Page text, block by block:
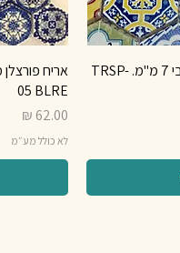
אריח פורצלן משושה, 5 סמ, עובי 7 מ"מ. TRSP-
05 BLRE
מחיר
לא כולל מע״מ